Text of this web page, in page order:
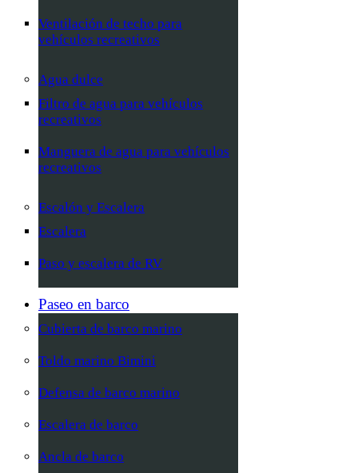
Ventilación de techo para
vehículos recreativos
Agua dulce
Filtro de agua para vehículos
recreativos
Manguera de agua para vehículos
recreativos
Escalón y Escalera
Escalera
Paso y escalera de RV
Paseo en barco
Cubierta de barco marino
Toldo marino Bimini
Defensa de barco marino
Escalera de barco
Ancla de barco